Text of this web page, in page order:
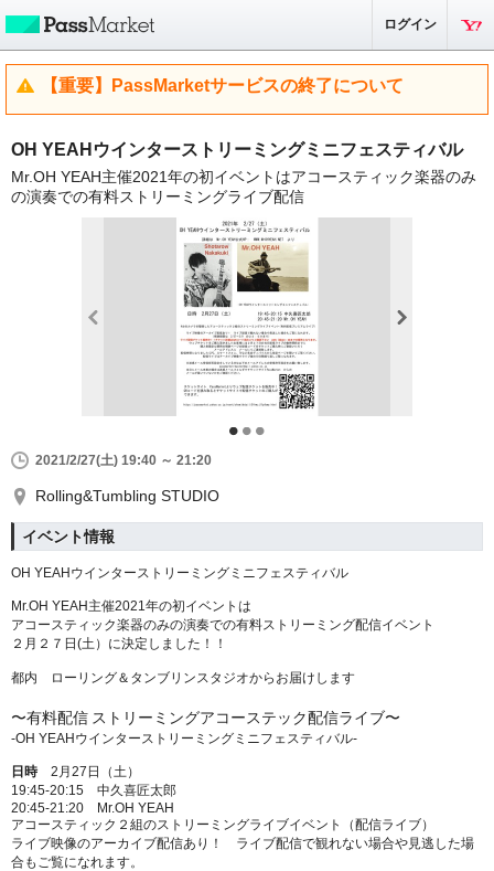
ログイン
【重要】PassMarketサービスの終了について
OH YEAHウインターストリーミングミニフェスティバル
Mr.OH YEAH主催2021年の初イベントはアコースティック楽器のみ
の演奏での有料ストリーミングライブ配信
2021/2/27(土) 19:40 ～ 21:20
Rolling&Tumbling STUDIO
イベント情報
OH YEAHウインターストリーミングミニフェスティバル
Mr.OH YEAH主催2021年の初イベントは
アコースティック楽器のみの演奏での有料ストリーミング配信イベント
２月２７日(土）に決定しました！！
都内 ローリング＆タンブリンスタジオからお届けします
〜有料配信 ストリーミングアコーステック配信ライブ〜
-OH YEAHウインターストリーミングミニフェスティバル-
日時 2 月 27 日（土）
19:45-20:15 中久喜匠太郎
20:45-21:20 Mr.OH YEAH
アコースティック２組のストリーミングライブイベント（配信ライブ）
ライブ映像のアーカイブ配信あり！ ライブ配信で観れない場合や見逃した場
合もご覧になれます。